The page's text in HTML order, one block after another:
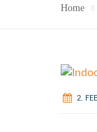
Home
2.